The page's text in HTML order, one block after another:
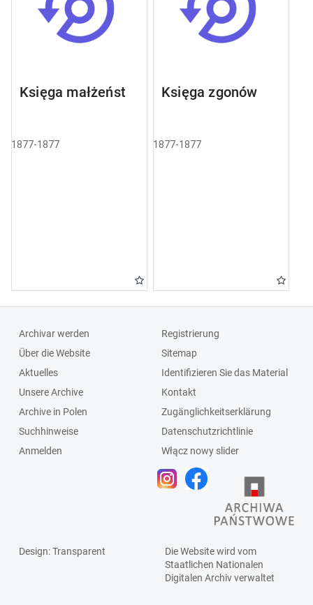
Księga małżeństw
1877-1877
Księga zgonów
1877-1877
Archivar werden
Über die Website
Aktuelles
Unsere Archive
Archive in Polen
Suchhinweise
Anmelden
Registrierung
Sitemap
Identifizieren Sie das Material
Kontakt
Zugänglichkeitserklärung
Datenschutzrichtlinie
Włącz nowy slider
Design: Transparent
Die Website wird vom
Staatlichen Nationalen
Digitalen Archivverwaltet